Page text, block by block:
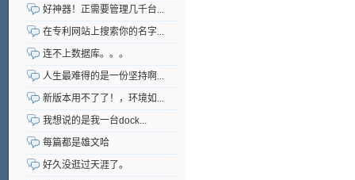
好神器！正需要管理几千台...
在专利网站上搜索你的名字...
连不上数据库。。。
人生最难得的是一份坚持啊...
新版本用不了了！，环境如...
我想说的是我一台dock...
每篇都是雄文哈
好久没逛过天涯了。